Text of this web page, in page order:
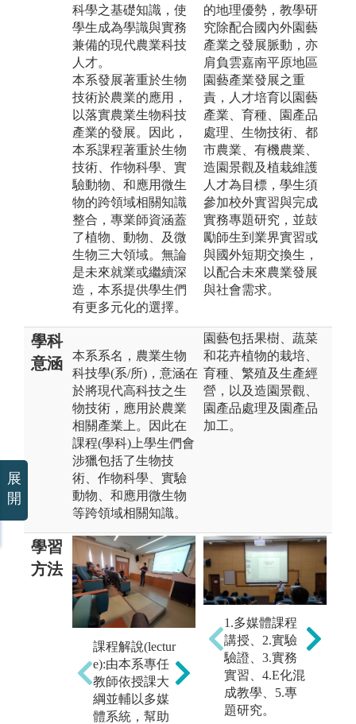
科學之基礎知識，使
學生成為學識與實務
兼備的現代農業科技
人才。
本系發展著重於生物
技術於農業的應用，
以落實農業生物科技
產業的發展。因此，
本系課程著重於生物
技術、作物科學、實
驗動物、和應用微生
物的跨領域相關知識
整合，專業師資涵蓋
了植物、動物、及微
生物三大領域。無論
是未來就業或繼續深
造，本系提供學生們
有更多元化的選擇。
的地理優勢，教學研
究除配合國內外園藝
產業之發展脈動，亦
肩負雲嘉南平原地區
園藝產業發展之重
責，人才培育以園藝
產業、育種、園產品
處理、生物技術、都
市農業、有機農業、
造園景觀及植栽維護
人才為目標，學生須
參加校外實習與完成
實務專題研究，並鼓
勵師生到業界實習或
與國外短期交換生，
以配合未來農業發展
與社會需求。
學科
意涵
本系系名，農業生物
科技學(系/所)，意涵在
於將現代高科技之生
物技術，應用於農業
相關產業上。因此在
課程(學科)上學生們會
涉獵包括了生物技
術、作物科學、實驗
動物、和應用微生物
等跨領域相關知識。
園藝包括果樹、蔬菜
和花卉植物的栽培、
育種、繁殖及生產經
營，以及造園景觀、
園產品處理及園產品
加工。
學習
方法
課程解說(lectur
e):由本系專任
教師依授課大
綱並輔以多媒
體系統，幫助
實務(實驗)操
作(laboratory ex
ercises)：本系
課程搭配實驗
課程，讓學生
1.多媒體課程
講授、2.實驗
驗證、3.實務
實習、4.E化混
成教學、5.專
題研究。
展
開